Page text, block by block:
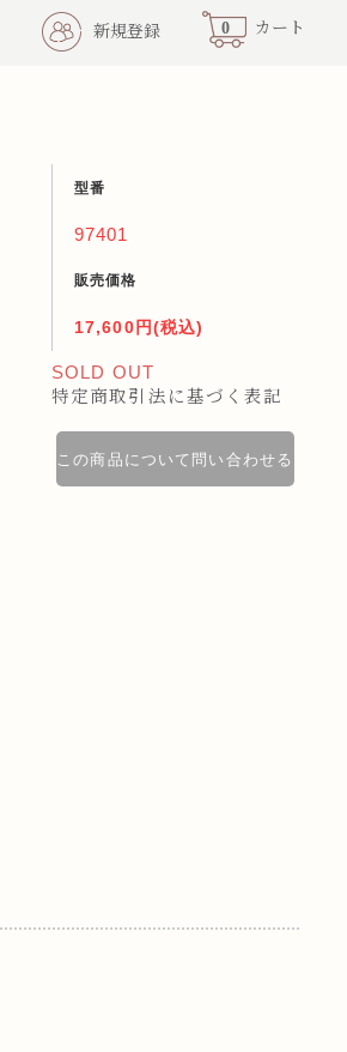
新規登録 0 カート
型番
97401
販売価格
17,600円(税込)
SOLD OUT
特定商取引法に基づく表記
この商品について問い合わせる